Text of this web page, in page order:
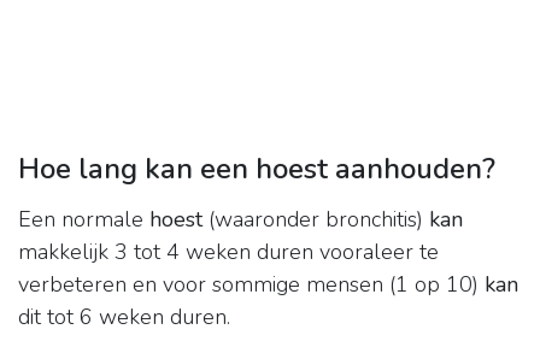
Hoe lang kan een hoest aanhouden?
Een normale hoest(waaronder bronchitis) kan
makkelijk 3 tot 4 weken duren vooraleer te
verbeteren en voor sommige mensen (1 op 10) kan
dit tot 6 weken duren.